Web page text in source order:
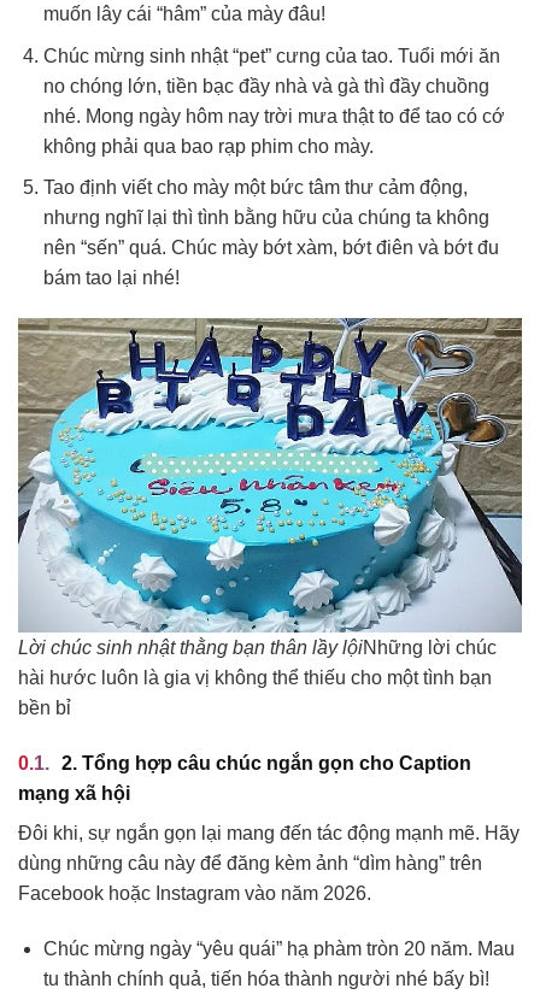
muốn lây cái “hâm” của mày đâu!
Chúc mừng sinh nhật “pet” cưng của tao. Tuổi mới ăn
no chóng lớn, tiền bạc đầy nhà và gà thì đầy chuồng
nhé. Mong ngày hôm nay trời mưa thật to để tao có cớ
không phải qua bao rạp phim cho mày.
Tao định viết cho mày một bức tâm thư cảm động,
nhưng nghĩ lại thì tình bằng hữu của chúng ta không
nên “sến” quá. Chúc mày bớt xàm, bớt điên và bớt đu
bám tao lại nhé!
Lời chúc sinh nhật thằng bạn thân lầy lộiNhững lời chúc
hài hước luôn là gia vị không thể thiếu cho một tình bạn
bền bỉ
2. Tổng hợp câu chúc ngắn gọn cho Caption
mạng xã hội
Đôi khi, sự ngắn gọn lại mang đến tác động mạnh mẽ. Hãy
dùng những câu này để đăng kèm ảnh “dìm hàng” trên
Facebook hoặc Instagram vào năm 2026.
Chúc mừng ngày “yêu quái” hạ phàm tròn 20 năm. Mau
tu thành chính quả, tiến hóa thành người nhé bấy bì!